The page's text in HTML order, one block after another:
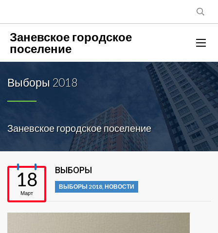
Заневское городское
поселение
Выборы 2018
Заневское городское поселение
18
Март
ВЫБОРЫ
ВЫБОРЫ 2018,НОВОСТИ